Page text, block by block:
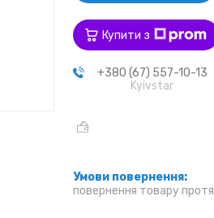
Купити з
+380 (67) 557-10-13
Kyivstar
повернення товару